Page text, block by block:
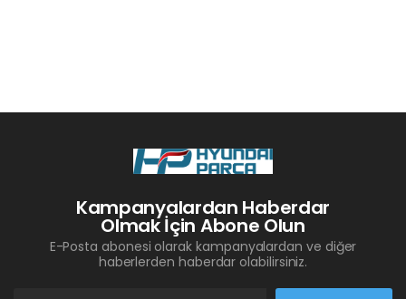
Kampanyalardan Haberdar
Olmak İçin Abone Olun
E-Posta abonesi olarak kampanyalardan ve diğer
haberlerden haberdar olabilirsiniz.